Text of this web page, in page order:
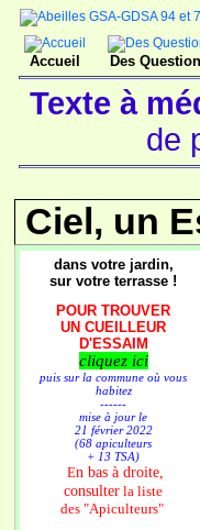
Accueil Des
Texte à
de
Ciel, un
dans votre jardin,
sur votre terrasse !
POUR TROUVER
UN CUEILLEUR
D'ESSAIM
cliquez ici
puis sur la commune où vous
habitez
------
mise à jour le
21 février 2022
(68 apiculteurs
+ 13 TSA)
En bas à droite,
consulter la liste
des "Apiculteurs"